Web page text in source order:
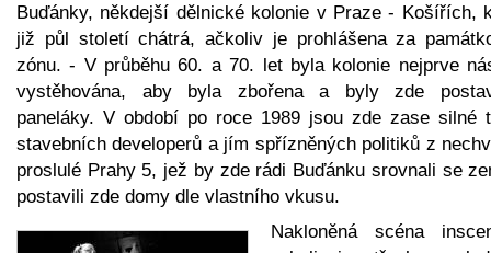
Buďánky, někdejší dělnické kolonie v Praze - Košířích,
již půl století chátrá, ačkoliv je prohlášena za
zónu. - V průběhu 60. a 70. let byla kolonie nejprve
vystěhována, aby byla zbořena a byly zde
paneláky. V období po roce 1989 jsou zde zase silné
stavebních developerů a jím spřízněných politiků z
proslulé Prahy 5, jež by zde rádi Buďánku srovnali se
postavili zde domy dle vlastního vkusu.
Nakloněná scéna